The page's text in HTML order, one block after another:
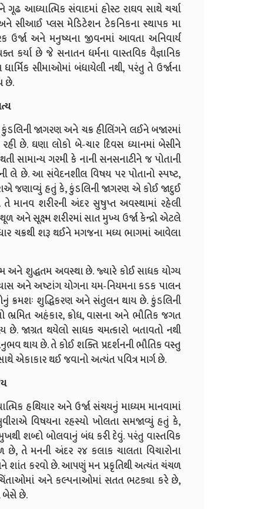
આધ્યાત્મિક સંવાદમાં હોસ્ટ રાઘવ સાથે ચર્ચા
અને સીઆઈ પ્લસ મેડિટેશન ટેકનિકના સ્થાપક મા
ઉર્જા અને મનુષ્યના જીવનમાં આવતા અનિવાર્ય
કર્યા છે જે સનાતન ધર્મના વાસ્તવિક વૈજ્ઞાનિક
સીમાઓમાં બંધાયેલી નથી, પરંતુ તે ઉર્જાના
છે.
જાગરણ અને ચક્ર હીલિંગને લઈને બજારમાં
છે. ઘણા લોકો બે-ચાર દિવસ ધ્યાનમાં બેસીને
સામાન્ય ગરમી કે નાની સનસનાટીને જ પોતાની
લે છે. આ સંવેદનશીલ વિષય પર પોતાનો સ્પષ્ટ,
જણાવ્યું હતું કે, કુંડલિની જાગરણ એ કોઈ જાદુઈ
તે માનવ શરીરની અંદર સુષુપ્ત અવસ્થામાં રહેલી
અને સૂક્ષ્મ શરીરમાં સાત મુખ્ય ઉર્જા કેન્દ્રો એટલે
ચક્રથી શરૂ થઈને મગજના મધ્ય ભાગમાં આવેલા
અને શુદ્ધતમ અવસ્થા છે. જ્યારે કોઈ સાધક યોગ્ય
અને અષ્ટાંગ યોગના યમ-નિયમના કડક પાલન
ક્રમશઃ શુદ્ધિકરણ અને સંતુલન થાય છે. કુંડલિની
ભ્રમિત અહંકાર, ક્રોધ, વાસના અને ભૌતિક જગત
જાગ્રત થયેલો સાધક ચમત્કારો બતાવતો નથી
થાય છે. તે કોઈ શક્તિ પ્રદર્શનની ભૌતિક વસ્તુ
એકાકાર થઈ જવાનો અત્યંત પવિત્ર માર્ગ છે.
હથિયાર અને ઉર્જા સંચયનું માધ્યમ માનવામાં
વિષયના રહસ્યો ખોલતા સમજાવ્યું હતું કે,
શબ્દો બોલવાનું બંધ કરી દેવું. પરંતુ વાસ્તવિક
તે મનની અંદર ૨૪ કલાક ચાલતા વિચારોના
શાંત કરવો છે. આપણું મન પ્રકૃતિથી અત્યંત ચંચળ
અને કલ્પનાઓમાં સતત ભટક્યા કરે છે,
બેસે છે.